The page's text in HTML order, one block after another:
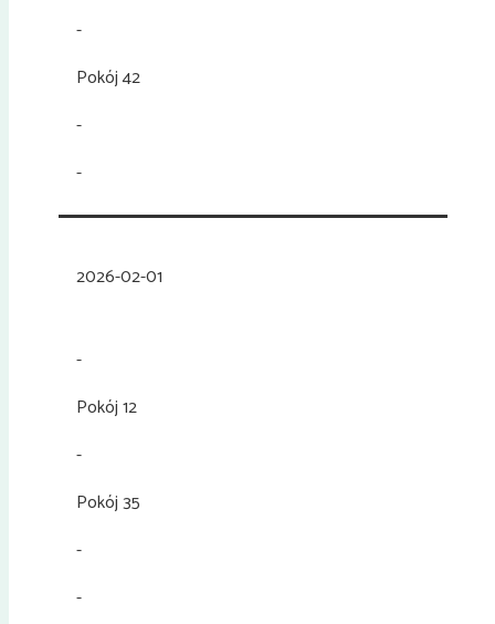
-
Pokój 42
-
-
2026-02-01
-
Pokój 12
-
Pokój 35
-
-